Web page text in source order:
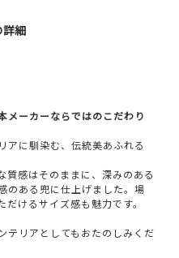
詳細
メーカーならではのこだわり
アに馴染む、伝統美あふれる
質感はそのままに、深みのある
のある兜に仕上げました。場
けるサイズ感も魅力です。
テリアとしてもおたのしみくだ